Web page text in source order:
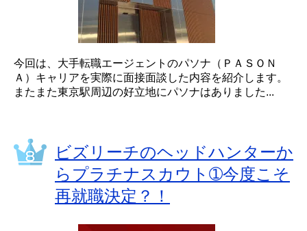
今回は、大手転職エージェントのパソナ（ＰＡＳＯＮ
Ａ）キャリアを実際に面接面談した内容を紹介します。
またまた東京駅周辺の好立地にパソナはありました...
ビズリーチのヘッドハンターか
らプラチナスカウト➀今度こそ
再就職決定？！